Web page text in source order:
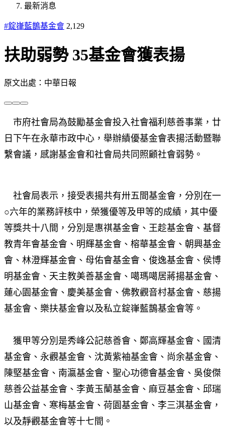
最新消息
#錠嵂藍鵲基金會 2,129
扶助弱勢 35基金會獲表揚
原文出處：中華日報
市府社會局為鼓勵基金會投入社會福利慈善事業，廿
日下午在永華市政中心，舉辦績優基金會表揚活動暨聯
繫會議，感謝基金會和社會局共同照顧社會弱勢。
社會局表示，接受表揚共有卅五間基金會，分別在一
○六年的業務評核中，榮獲優等及甲等的成績，其中優
等獎共十八間，分別是惠祺基金會、王趁基金會、基督
教青年會基金會、明輝基金會、榕華基金會、朝興基金
會、林澄輝基金會、母佑會基金會、俊逸基金會、侯博
明基金會、天主教美善基金會、噶瑪噶居蔣揚基金會、
蓮心園基金會、慶美基金會、佛教觀音村基金會、慈揚
基金會、樂扶基金會以及私立錠嵂藍鵲基金會等。
獲甲等分別是秀峰公記慈善會、鄭高輝基金會、國清
基金會、永觀基金會、沈黃紫袖基金會、尚余基金會、
陳堅基金會、南瀛基金會、聖心功德會基金會、吳俊傑
慈善公益基金會、李黃玉蘭基金會、麻豆基金會、邱瑞
山基金會、寒梅基金會、荷園基金會、李三淇基金會，
以及靜觀基金會等十七間。